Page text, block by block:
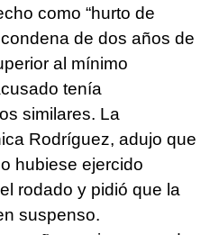
como “hurto de
de dos años de
al mínimo
tenía
similares. La
Rodríguez, adujo que
hubiese ejercido
rodado y pidió que la
suspenso.